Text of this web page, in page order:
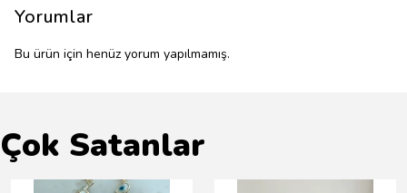
Yorumlar
Bu ürün için henüz yorum yapılmamış.
Çok Satanlar